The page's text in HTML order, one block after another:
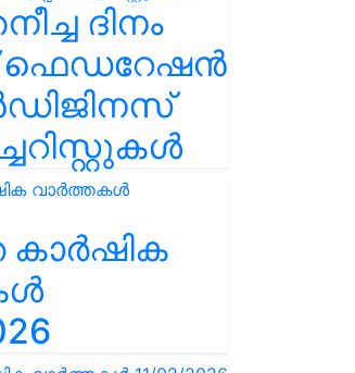
ദിനം
ഫെഡറേഷൻ
കാർഷിക